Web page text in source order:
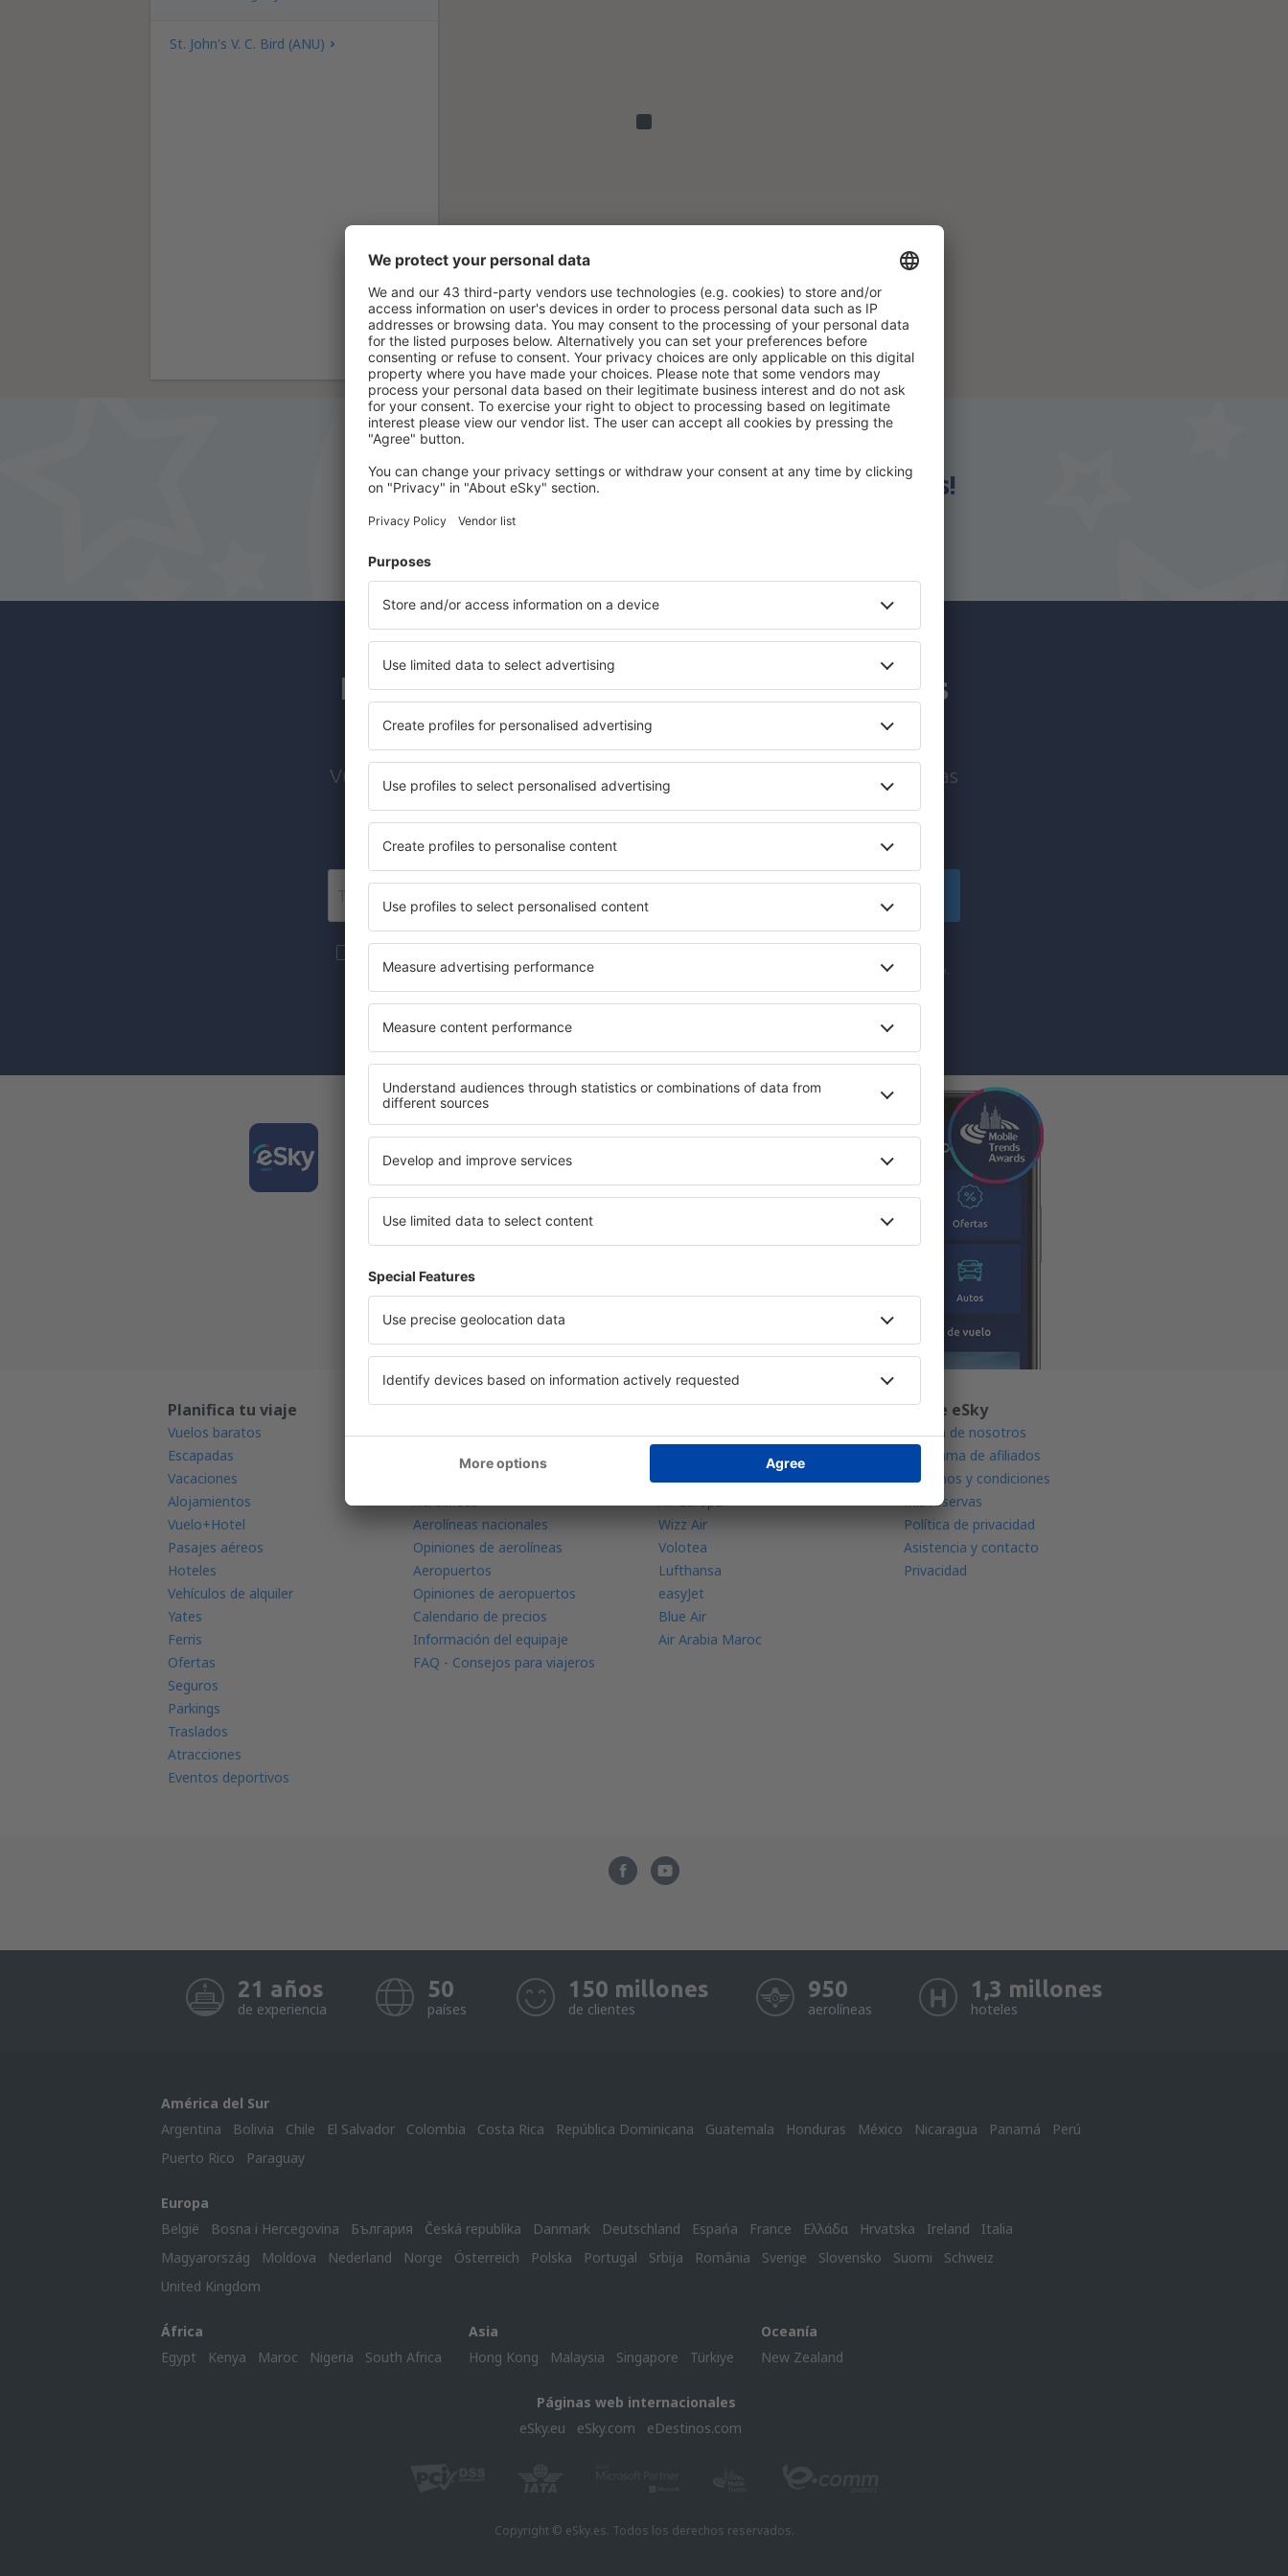
St. John's V. C. Bird (ANU)
¡Reserva Vuelo+Hotel en eSky.es!
Los suscritos a la newsletter viajan más
por menos
Vuelos baratos, escapadas, vacaciones - consigue ofertas de viaje únicas
antes que nadie.
¡Solo enviamos lo mejor, viajeros del mundo!
eSky.pl S.A. (en forma de boletín de noticias) a la dirección de correo electrónico que yo he proporcionado.
Tras marcar la casilla, proporcionar la dirección de correo electrónico y pulsar “Suscríbete” (todo junto),
aceptas que tu información personal sea procesada
Descarga nuestra appy planifica
cómodamente tus viajes
La app mejor valorada en la categoría de viajes
Todas tus reservas en un solo lugar
Planifica tu viaje
Vuelos baratos
Escapadas
Vacaciones
Alojamientos
Vuelo+Hotel
Pasajes aéreos
Hoteles
Vehículos de alquiler
Yates
Ferris
Ofertas
Seguros
Parkings
Traslados
Atracciones
Eventos deportivos
Aprende más
Mejor Precio Garantizado
Aplicación móvil
Aerolíneas
Aerolíneas nacionales
Opiniones de aerolíneas
Aeropuertos
Opiniones de aeropuertos
Calendario de precios
Información del equipaje
FAQ - Consejos para viajeros
Aerolíneas
Ryanair
Iberia
Air Europa
Wizz Air
Volotea
Lufthansa
easyJet
Blue Air
Air Arabia Maroc
Sobre eSky
Acerca de nosotros
Programa de afiliados
Términos y condiciones
Mis reservas
Política de privacidad
Asistencia y contacto
Privacidad
21 años
de experiencia
50
países
150 millones
de clientes
950
aerolíneas
1,3 millones
hoteles
América del Sur
Argentina
Bolivia Chile El Salvador Colombia Costa Rica República Dominicana Guatemala Honduras México Nicaragua Panamá
Perú
Puerto Rico
Paraguay
Europa
België
Bosna i Hercegovina България Česká republika Danmark Deutschland Espańa France Ελλάδα Hrvatska Ireland
Italia
Magyarország
Moldova Nederland Norge Österreich Polska Portugal Srbija România Sverige Slovensko Suomi
Schweiz
United Kingdom
África
Egypt
Kenya Maroc Nigeria South Africa
Asia
Hong Kong
Malaysia Singapore Türkiye
Oceanía
New Zealand
Páginas web internacionales
eSky.eu
eSky.com eDestinos.com
Copyright © eSky.es. Todos los derechos reservados.